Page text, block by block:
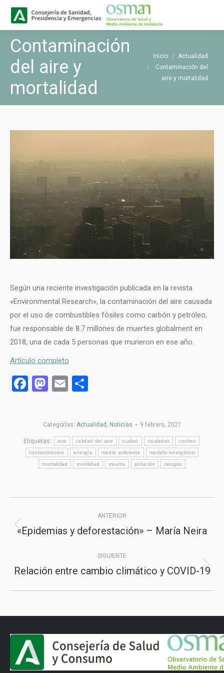
Contaminación
del aire y
mortalidad
Estás aquí:
Inicio
Actualidad
Contaminación del
aire y mortalidad
Según una reciente investigación publicada en la revista
«Environmental Research», la contaminación del aire causada
por el uso de combustibles fósiles como carbón y petróleo,
fue responsable de 8.7 millones de muertes globalment en
2018, una de cada 5 personas que murieron en ese año.
Artículo completo
Facebook
Mastodon
Email
Categorías: Actualidad , Noticias 9 febrero, 2021
Etiquetas: aire calidad del aire ciudad ciudades coches
contaminacion energía medio ambiente modelo energético
mortalidad movilidad muerte polución riesgos
entre
publicaciones
ANTERIOR
Publicación
«Epidemias y deforestación» – María Neira
SIGUIENTE
Publicación
Relación entre cambio climático y COVID-19